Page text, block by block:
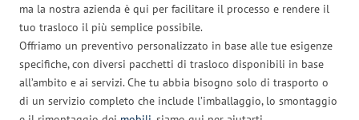
ma la nostra azienda è qui per facilitare il processo e rendere il
tuo trasloco il più semplice possibile.
Offriamo un preventivo personalizzato in base alle tue esigenze
specifiche, con diversi pacchetti di trasloco disponibili in base
all’ambito e ai servizi. Che tu abbia bisogno solo di trasporto o
di un servizio completo che include l’imballaggio, lo smontaggio